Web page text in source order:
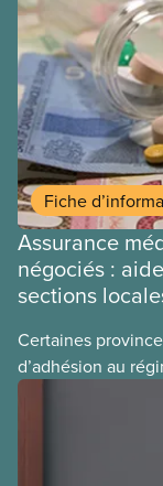
Fiche
Assurance
négociés :
sections
Certaines
d’adhésion au
médicaments. Les
ces provinces
régime pourrait